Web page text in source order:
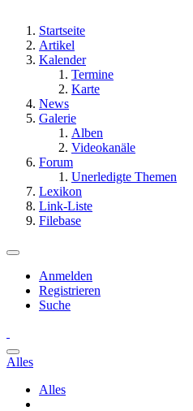
Startseite
Artikel
Kalender
Termine
Karte
News
Galerie
Alben
Videokanäle
Forum
Unerledigte Themen
Lexikon
Link-Liste
Filebase
Anmelden
Registrieren
Suche
Alles
Alles